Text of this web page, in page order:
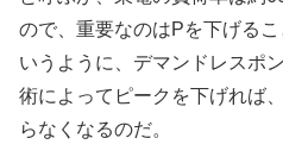
ので、重要なのはPを下げるこ
いうように、デマンドレスポ
術によってピークを下げれば
らなくなるのだ。